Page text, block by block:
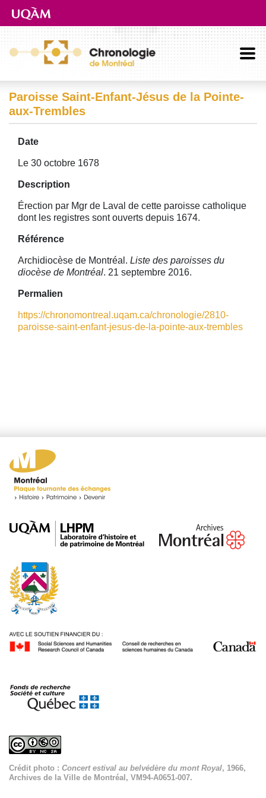
Aller directement au contenu principal
Paroisse Saint-Enfant-Jésus de la Pointe-
aux-Trembles
Date
Le 30 octobre 1678
Description
Érection par Mgr de Laval de cette paroisse catholique
dont les registres sont ouverts depuis 1674.
Référence
Archidiocèse de Montréal. Liste des paroisses du
diocèse de Montréal. 21 septembre 2016.
Permalien
https://chronomontreal.uqam.ca/chronologie/2810-
paroisse-saint-enfant-jesus-de-la-pointe-aux-trembles
Crédit photo : Concert estival au belvédère du mont Royal, 1966,
Archives de la Ville de Montréal, VM94-A0651-007.